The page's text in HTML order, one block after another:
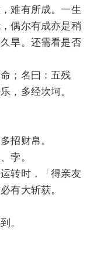
难有所成。一生
偶尔有成亦是稍
旱。还需看是否
；名曰：五残
，多经坎坷。
招财帛。
孛。
转时，「得亲友
有大斩获。
。